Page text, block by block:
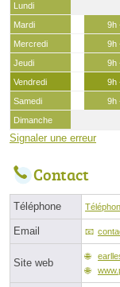
Lundi
Mardi
9h
Mercredi
9h
Jeudi
9h
Vendredi
9h
Samedi
9h
Dimanche
Signaler une erreur
Contact
Téléphone
Email
Site web